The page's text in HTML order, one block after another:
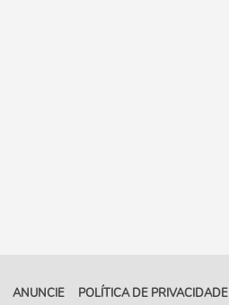
ANUNCIE POLÍTICA DE PRIVACIDADE